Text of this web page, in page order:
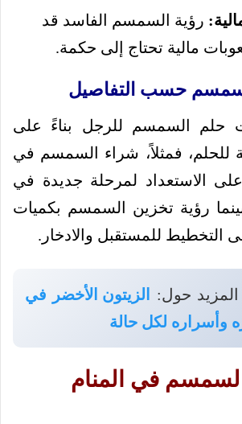
رؤية السمسم الفاسد قد
مالية تحتاج إلى حكمة.
حسب التفاصيل
حلم السمسم للرجل بناءً على
للحلم، فمثلاً، شراء السمسم في
الاستعداد لمرحلة جديدة في
بينما رؤية تخزين السمسم بكميات
التخطيط للمستقبل والادخار.
حول:
الزيتون الأخضر في
وأسراره لكل حالة
في المنام